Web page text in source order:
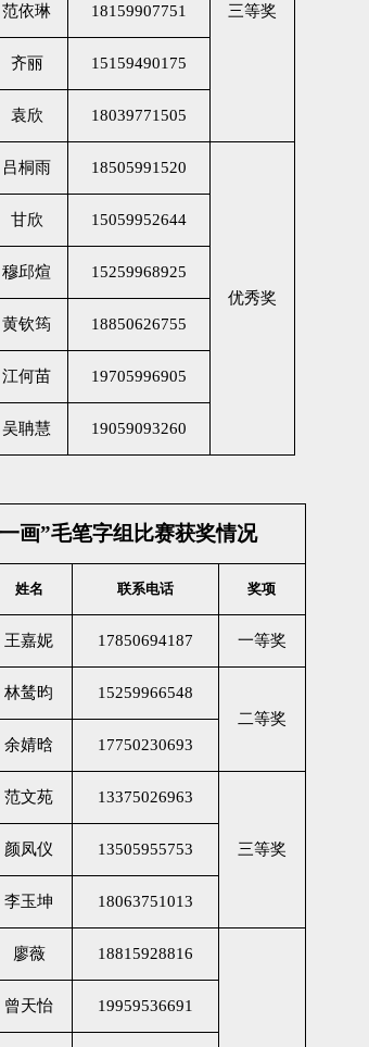
三等奖
范依琳 18159907751
齐丽 15159490175
袁欣 18039771505
吕桐雨 18505991520
优秀奖
甘欣 15059952644
穆邱煊 15259968925
黄钦筠 18850626755
江何苗 19705996905
吴聃慧 19059093260
画”毛笔字组比赛获奖情况
姓名 联系电话 奖项
王嘉妮 17850694187 一等奖
林鸶昀
15259966548
二等奖
余婧晗 17750230693
范文苑 13375026963
三等奖
颜凤仪 13505955753
李玉坤 18063751013
廖薇 18815928816
曾天怡 19959536691